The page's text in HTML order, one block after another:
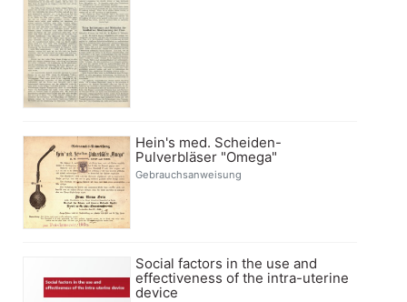
Hein's med. Scheiden-
Pulverbläser "Omega"
Gebrauchsanweisung
Social factors in the use and
effectiveness of the intra-uterine
device